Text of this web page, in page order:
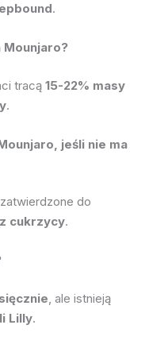
.
Mounjaro?
tracą 15-22% masy
.
jeśli nie ma
do
cukrzycy.
, ale istnieją
Lilly.